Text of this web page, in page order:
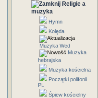
Religie a
muzyka
Hymn
Kolęda
Muzyka Wed
Muzyka
hebrajska
Muzyka kościelna
Początki polifonii
PL
Śpiew kościelny